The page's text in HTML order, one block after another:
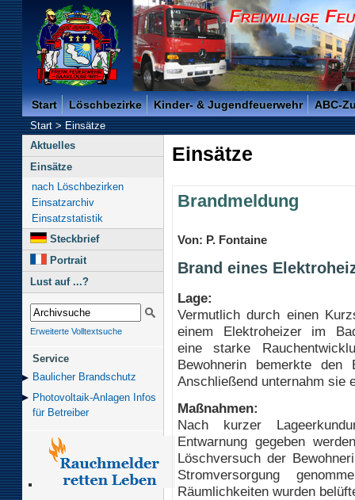
Freiwillige Feuerwehr der Kreisstadt Saarlouis -
Start Löschbezirke Kinder- & Jugendfeuerwehr ABC-
Start>Einsätze
Aktuelles
Einsätze
nach Löschbezirken
Einsatzarchiv
Einsatzstatistik
Steckbrief
Portrait
Lust auf ...?
Erweiterte Volltextsuche
Service
Baulicher Brand­schutz
Photovoltaik-Anlagen Infos
für Betreiber
Einsätze
Brandmeldung
Von: P. Fontaine
Brand eines
Lage:
Vermutlich durch einen
einem Elektroheizer im
eine starke
Bewohnerin bemerkte den
Anschließend unternahm sie
Maßnahmen:
Nach kurzer
Entwarnung gegeben
Löschversuch der
Stromversorgung
Räumlichkeiten wurden